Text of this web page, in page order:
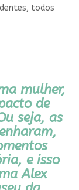
todos
mulher,
de
seja, as
e isso
Alex